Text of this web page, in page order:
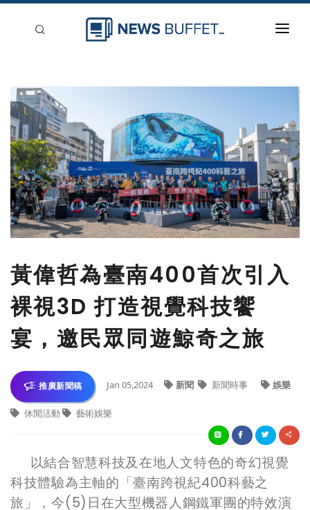
新聞稿分類
登入
刊登
黃偉哲為臺南400首次引入
裸視3D 打造視覺科技饗
宴，邀民眾同遊鯨奇之旅
推廣新聞稿 Jan 05,2024 新聞 新聞時事 娛樂
休閒活動 藝術娛樂
以結合智慧科技及在地人文特色的奇幻視覺
科技體驗為主軸的「臺南跨視紀400科藝之
旅」，今(5)日在大型機器人鋼鐵軍團的特效演